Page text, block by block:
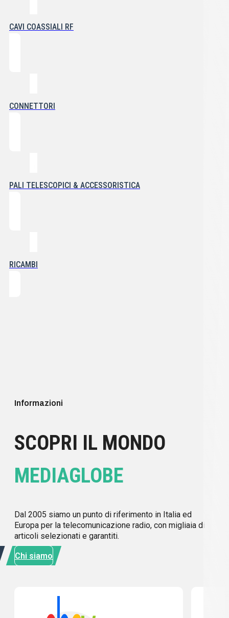
CAVI COASSIALI RF
CONNETTORI
PALI TELESCOPICI & ACCESSORISTICA
RICAMBI
Informazioni
SCOPRI IL MONDO
MEDIAGLOBE
Dal 2005 siamo un punto di riferimento in Italia ed
Europa per la telecomunicazione radio, con migliaia di
articoli selezionati e garantiti.
Chi siamo